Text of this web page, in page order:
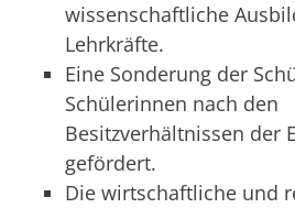
wissenschaftliche
Lehrkräfte.
Eine Sonderung der
Schülerinnen nach den
Besitzverhältnissen der
gefördert.
Die wirtschaftliche und